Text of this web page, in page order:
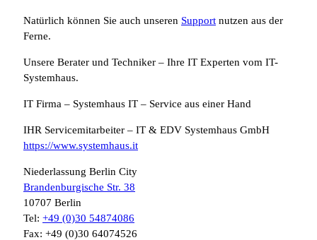
Natürlich können Sie auch unseren Support nutzen aus der
Ferne.
Unsere Berater und Techniker – Ihre IT Experten vom IT-
Systemhaus.
IT Firma – Systemhaus IT – Service aus einer Hand
IHR Servicemitarbeiter – IT & EDV Systemhaus GmbH
https://www.systemhaus.it
Niederlassung Berlin City
Brandenburgische Str. 38
10707 Berlin
Tel: +49 (0)30 54874086
Fax: +49 (0)30 64074526